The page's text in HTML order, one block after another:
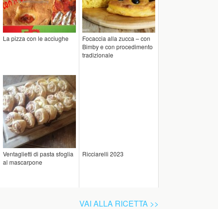
La pizza con le acciughe
Focaccia alla zucca – con
Bimby e con procedimento
tradizionale
Ventaglietti di pasta sfoglia
al mascarpone
Ricciarelli 2023
VAI ALLA RICETTA >>